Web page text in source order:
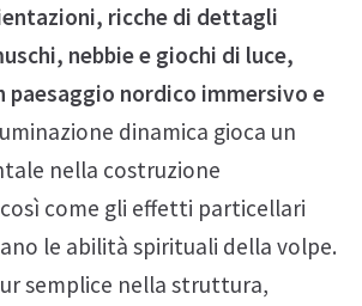
ricche di dettagli
nebbie e giochi di luce,
paesaggio nordico immersivo e
dinamica gioca un
nella costruzione
come gli effetti particellari
le abilità spirituali della volpe.
semplice nella struttura,